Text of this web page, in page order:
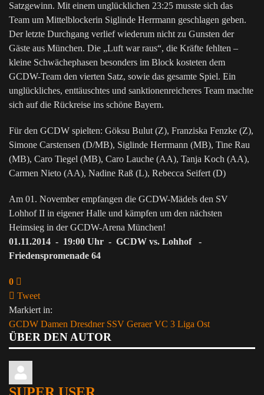
Satzgewinn. Mit einem unglücklichen 23:25 musste sich das
Team um Mittelblockerin Siglinde Herrmann geschlagen geben.
Der letzte Durchgang verlief wiederum nicht zu Gunsten der
Gäste aus München. Die „Luft war raus“, die Kräfte fehlten –
kleine Schwächephasen besonders im Block kosteten dem
GCDW-Team den vierten Satz, sowie das gesamte Spiel. Ein
unglückliches, enttäuschtes und sanktionenreicheres Team machte
sich auf die Rückreise ins schöne Bayern.
Für den GCDW spielten: Göksu Bulut (Z), Franziska Fenzke (Z),
Simone Carstensen (D/MB), Siglinde Herrmann (MB), Tine Rau
(MB), Caro Tiegel (MB), Caro Lauche (AA), Tanja Koch (AA),
Carmen Nieto (AA), Nadine Raß (L), Rebecca Seifert (D)
Am 01. November empfangen die GCDW-Mädels den SV
Lohhof II in eigener Halle und kämpfen um den nächsten
Heimsieg in der GCDW-Arena München!
01.11.2014 - 19:00 Uhr - GCDW vs. Lohhof -
Friedenspromenade 64
0
Tweet
Markiert in:
GCDW Damen Dresdner SSV Geraer VC 3 Liga Ost
ÜBER DEN AUTOR
SUPER USER